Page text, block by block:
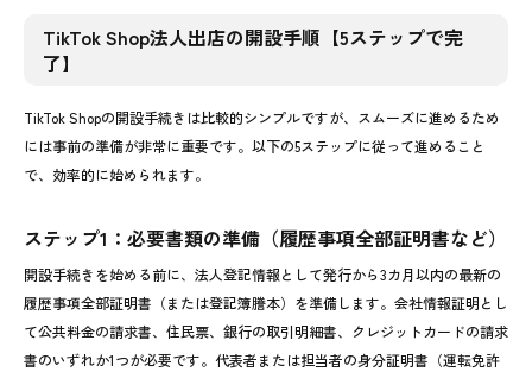
TikTok Shop法人出店の開設手順【5ステップで完
了】
TikTok Shopの開設手続きは比較的シンプルですが、スムーズに進めるため
には事前の準備が非常に重要です。以下の5ステップに従って進めること
で、効率的に始められます。
ステップ1：必要書類の準備（履歴事項全部証明書など）
開設手続きを始める前に、法人登記情報として発行から3カ月以内の最新の
履歴事項全部証明書（または登記簿謄本）を準備します。会社情報証明とし
て公共料金の請求書、住民票、銀行の取引明細書、クレジットカードの請求
書のいずれか1つが必要です。代表者または担当者の身分証明書（運転免許